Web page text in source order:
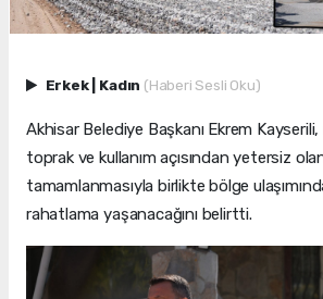
Erkek Kadın (Haberi Sesli Oku)
Akhisar Belediye Başkanı Ekrem
toprak ve kullanım açısından yetersiz
tamamlanmasıyla birlikte bölge
rahatlama yaşanacağını belirtti.